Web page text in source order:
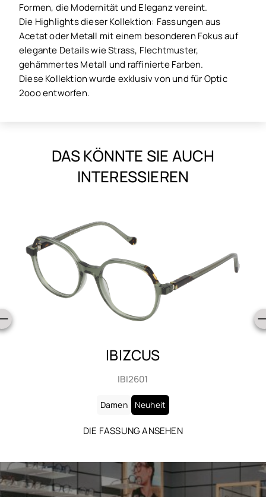
Formen, die Modernität und Eleganz vereint.
Die Highlights dieser Kollektion: Fassungen aus
Acetat oder Metall mit einem besonderen Fokus auf
elegante Details wie Strass, Flechtmuster,
gehämmertes Metall und raffinierte Farben.
Diese Kollektion wurde exklusiv von und für Optic
2ooo entworfen.
DAS KÖNNTE SIE AUCH
INTERESSIEREN
IBIZCUS
IBI2601
Damen Neuheit
DIE FASSUNG ANSEHEN